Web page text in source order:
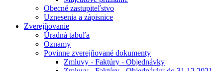
Obecné zastupiteľstvo
Uznesenia a zápisnice
Zverejňovanie
Úradná tabuľa
Oznamy
Povinne zverejňované dokumenty
Zmluvy - Faktúry - Objednávky